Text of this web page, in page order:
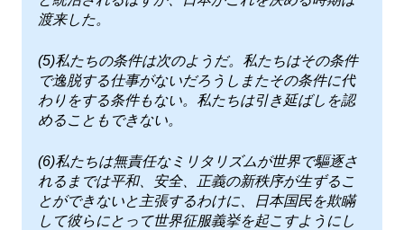
渡来した。
(5)私たちの条件は次のようだ。私たちはその条件
で逸脱する仕事がないだろうしまたその条件に代
わりをする条件もない。私たちは引き延ばしを認
めることもできない。
(6)私たちは無責任なミリタリズムが世界で驅逐さ
れるまでは平和、安全、正義の新秩序が生ずるこ
とができないと主張するわけに、日本国民を欺瞞
して彼らにとって世界征服義挙を起こすようにし